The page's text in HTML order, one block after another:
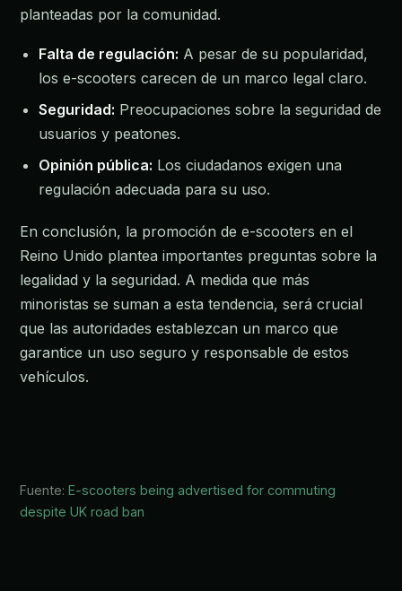
planteadas por la comunidad.
Falta de regulación: A pesar de su popularidad,
los e-scooters carecen de un marco legal claro.
Seguridad: Preocupaciones sobre la seguridad de
usuarios y peatones.
Opinión pública: Los ciudadanos exigen una
regulación adecuada para su uso.
En conclusión, la promoción de e-scooters en el
Reino Unido plantea importantes preguntas sobre la
legalidad y la seguridad. A medida que más
minoristas se suman a esta tendencia, será crucial
que las autoridades establezcan un marco que
garantice un uso seguro y responsable de estos
vehículos.
Fuente: E-scooters being advertised for commuting
despite UK road ban